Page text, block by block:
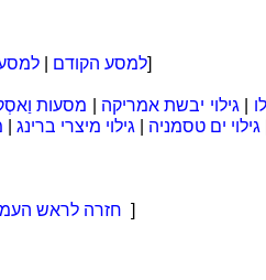
[למסע הקודם |
גילוי יבשת אמריקה מסעות
גילוי ים טסמניה גילוי מיצרי ברינג
[ חזרה לראש